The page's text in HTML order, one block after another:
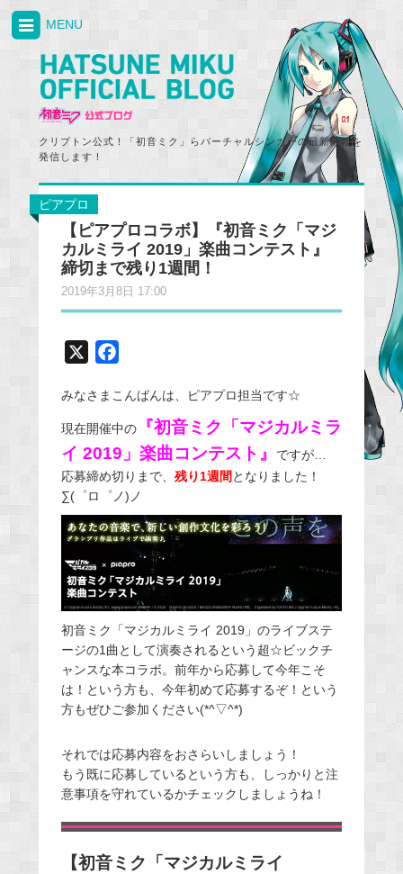
クリプトン公式！「初音ミク」らバーチャルシンガーの最新情報を
発信します！
MENU
ピアプロ
【ピアプロコラボ】『初音ミク「マジ
カルミライ 2019」楽曲コンテスト』
締切まで残り1週間！
2019年3月8日 17:00
c
e
b
o
o
k
みなさまこんばんは、ピアプロ担当です☆
現在開催中の『初音ミク「マジカルミラ
イ 2019」楽曲コンテスト』
ですが…
応募締め切りまで、 残り1週間 となりました！
∑(゜ロ゜ノ)ノ
初音ミク「マジカルミライ 2019」のライブステ
ージの1曲として演奏されるという超☆ビックチ
ャンスな本コラボ。前年から応募して今年こそ
は！という方も、今年初めて応募するぞ！という
方もぜひご参加ください(*^▽^*)
それでは応募内容をおさらいしましょう！
もう既に応募しているという方も、しっかりと注
意事項を守れているかチェックしましょうね！
【初音ミク「マジカルミライ